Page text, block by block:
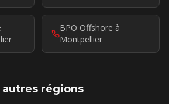
BPO Offshore à
Montpellier
autres régions